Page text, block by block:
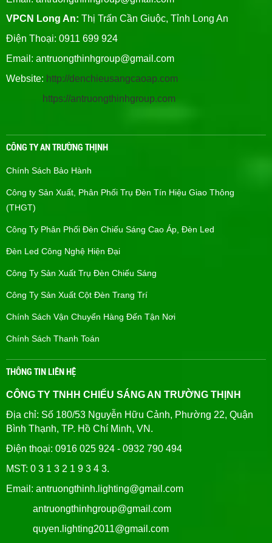
VPCN Long An: Thị Trấn Cần Giuộc, Tỉnh Long An
Điện Thoại: 0911 699 924
Email: antruongthinhgroup@gmail.com
Website: http://denchieusangcaoap.com
https://antruongthinhgroup.com
CÔNG TY AN TRƯỜNG THỊNH
Chính Sách Bảo Hành
Công ty Sản Xuất, Phân Phối Trụ Đèn Tín Hiệu Giao Thông
(THGT)
Công Ty Phân Phối Đèn Chiếu Sáng Cao Áp, Đèn Led
Đèn Led Công Nghệ Hiện Đại
Công Ty Sản Xuất Trụ Đèn Chiếu Sáng
Công Ty Sản Xuất Cột Đèn Trang Trí
Chính Sách Vận Chuyển Hàng Đến Tận Nơi
Chính Sách Thanh Toán
THÔNG TIN LIÊN HỆ
CÔNG TY TNHH CHIẾU SÁNG AN TRƯỜNG THỊNH
Địa chỉ: Số 180/53 Nguyễn Hữu Cảnh, Phường 22, Quận
Bình Thạnh, TP. Hồ Chí Minh, VN.
Điện thoại: 0916 025 924 - 0932 790 494
MST: 0 3 1 3 2 1 9 3 4 3.
Email: antruongthinh.lighting@gmail.com
antruongthinhgroup@gmail.com
quyen.lighting2011@gmail.com